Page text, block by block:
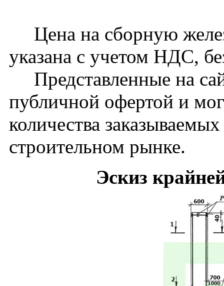
Цена на сборную
указана с учетом НДС,
Представленные на
публичной офертой и
количества
строительном рынке.
Эскиз